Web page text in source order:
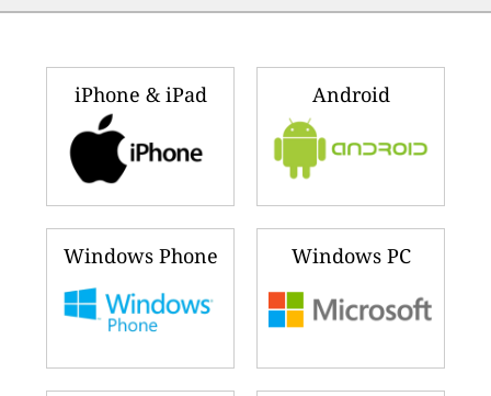
iPhone & iPad Android
Windows Phone Windows PC